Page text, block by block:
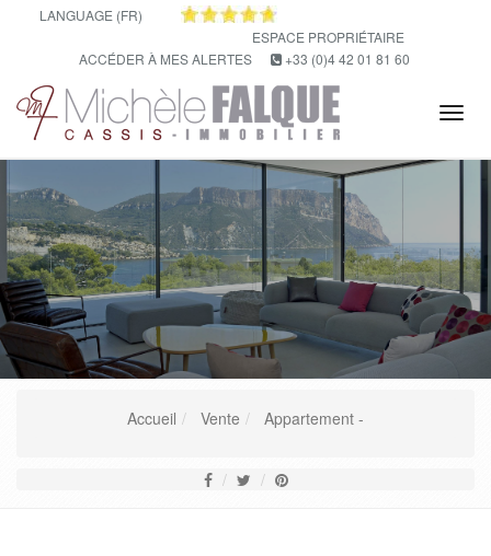
LANGUAGE (FR)
ESPACE PROPRIÉTAIRE
ACCÉDER À MES ALERTES
+33 (0)4 42 01 81 60
Accueil Vente Appartement -